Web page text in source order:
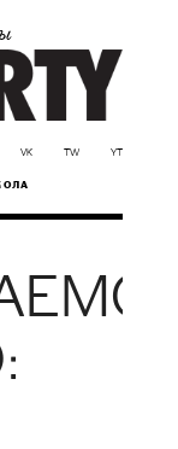
VK TW YT